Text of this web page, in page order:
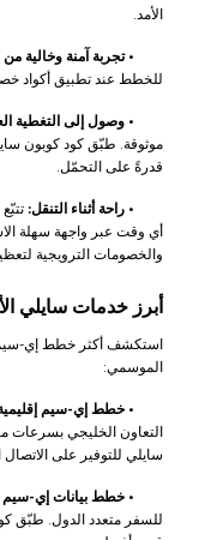
الأمد.
•تجربة آمنة وخالية
للخطط عند تطبيق أكواد
• وصول إلى التغطية
موثوقة. طبّق كود كوبون
قدرةً على التحمّل.
• راحة أثناء التنقل:
أي وقت عبر واجهة سهلة
والخصومات الترويجية
أبرز خدمات سايلي
استكشف أكثر خطط إي-سيم
الموسمي:
• خطط إي-سيم
التعاون الخليجي
سايلي للتوفير على الاتصال
• خطط بيانات إي-سيم
للسفر متعدد الدول. طبّق